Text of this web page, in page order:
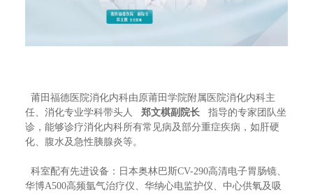
莆田福德医院消化内科由原莆田学院附属医院消化内科主
任、消化专业学科带头人
郑文棋副院长
指导的专家团队坐
诊，能够诊疗消化内科所有常见病及部分重症疾病，如肝硬
化、腹水及急性胰腺炎等。
科室配有先进设备：日本奥林巴斯CV-290高清电子胃肠镜、
华博A500高频氩气治疗仪、华纳心电监护仪、中心供氧及吸